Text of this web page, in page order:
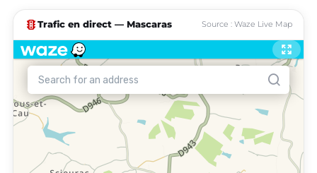
traffic Trafic en direct — Mascaras Source : Waze Live Map